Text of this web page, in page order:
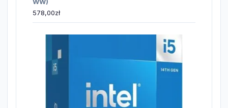
578,00zł